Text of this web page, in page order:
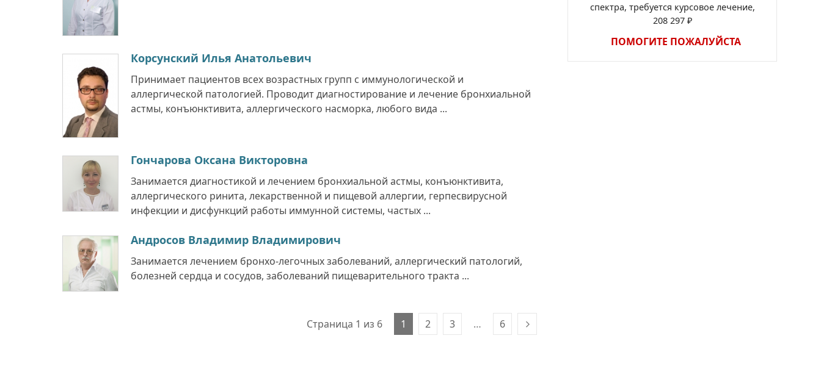
Корсунский Илья Анатольевич
Принимает пациентов всех возрастных групп с иммунологической и
аллергической патологией. Проводит диагностирование и лечение бронхиальной
астмы, конъюнктивита, аллергического насморка, любого вида ...
Гончарова Оксана Викторовна
Занимается диагностикой и лечением бронхиальной астмы, конъюнктивита,
аллергического ринита, лекарственной и пищевой аллергии, герпесвирусной
инфекции и дисфункций работы иммунной системы, частых ...
Андросов Владимир Владимирович
Занимается лечением бронхо-легочных заболеваний, аллергический патологий,
болезней сердца и сосудов, заболеваний пищеварительного тракта ...
Страница 1 из 6 1 2 3 … 6
спектра, требуется курсовое лечение,
208 297 ₽
ПОМОГИТЕ ПОЖАЛУЙСТА